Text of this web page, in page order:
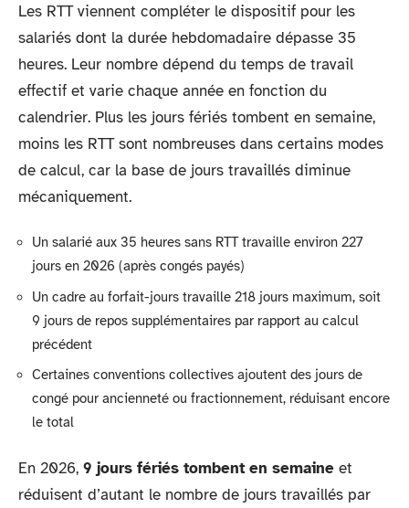
Les RTT viennent compléter le dispositif pour les
salariés dont la durée hebdomadaire dépasse 35
heures. Leur nombre dépend du temps de travail
effectif et varie chaque année en fonction du
calendrier. Plus les jours fériés tombent en semaine,
moins les RTT sont nombreuses dans certains modes
de calcul, car la base de jours travaillés diminue
mécaniquement.
Un salarié aux 35 heures sans RTT travaille environ 227
jours en 2026 (après congés payés)
Un cadre au forfait-jours travaille 218 jours maximum, soit
9 jours de repos supplémentaires par rapport au calcul
précédent
Certaines conventions collectives ajoutent des jours de
congé pour ancienneté ou fractionnement, réduisant encore
le total
En 2026, 9 jours fériés tombent en semaine et
réduisent d’autant le nombre de jours travaillés par